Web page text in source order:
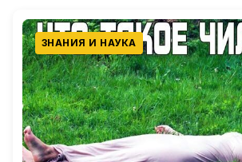
ЗНАНИЯ И НАУКА